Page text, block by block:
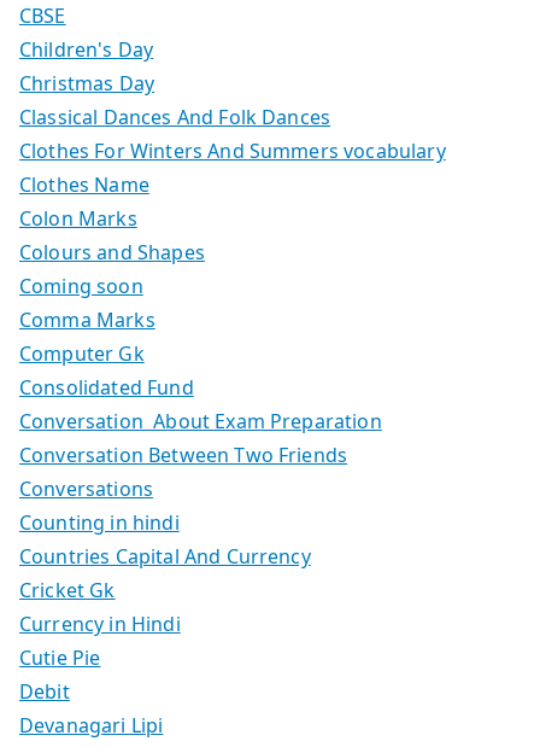
CBSE
Children's Day
Christmas Day
Classical Dances And Folk Dances
Clothes For Winters And Summers vocabulary
Clothes Name
Colon Marks
Colours and Shapes
Coming soon
Comma Marks
Computer Gk
Consolidated Fund
Conversation About Exam Preparation
Conversation Between Two Friends
Conversations
Counting in hindi
Countries Capital And Currency
Cricket Gk
Currency in Hindi
Cutie Pie
Debit
Devanagari Lipi